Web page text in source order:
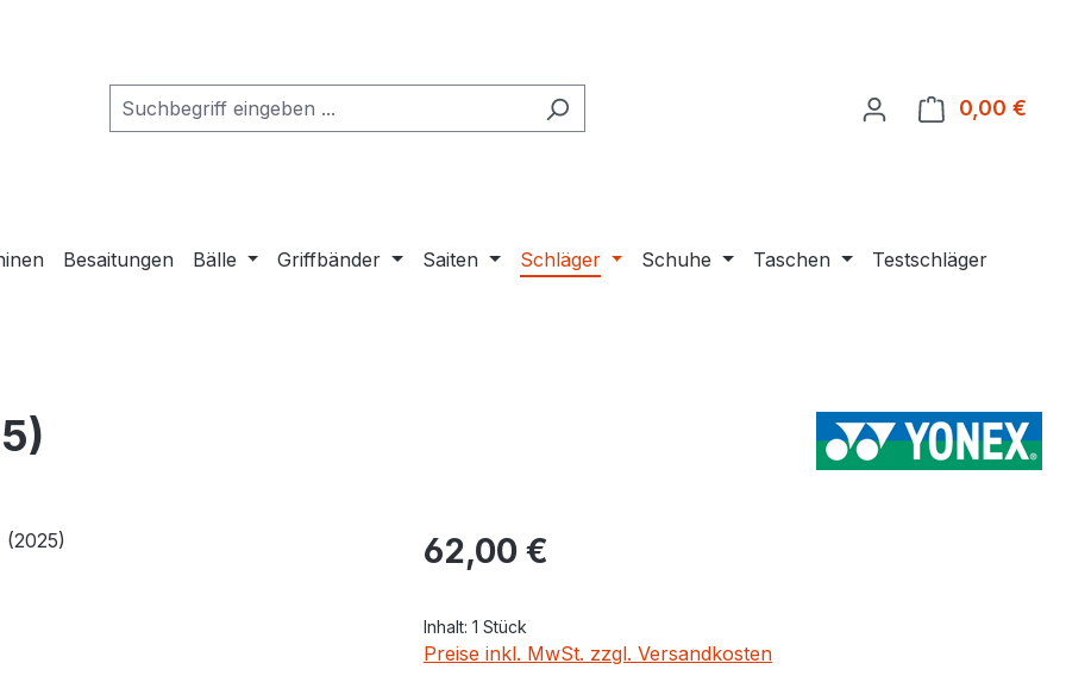
0,00 €
Besaitungen Bälle Griffbänder Saiten Schläger Schuhe Taschen
Testschläger
Regulärer Preis:
62,00 €
Inhalt: 1 Stück
Preise inkl. MwSt. zzgl. Versandkosten